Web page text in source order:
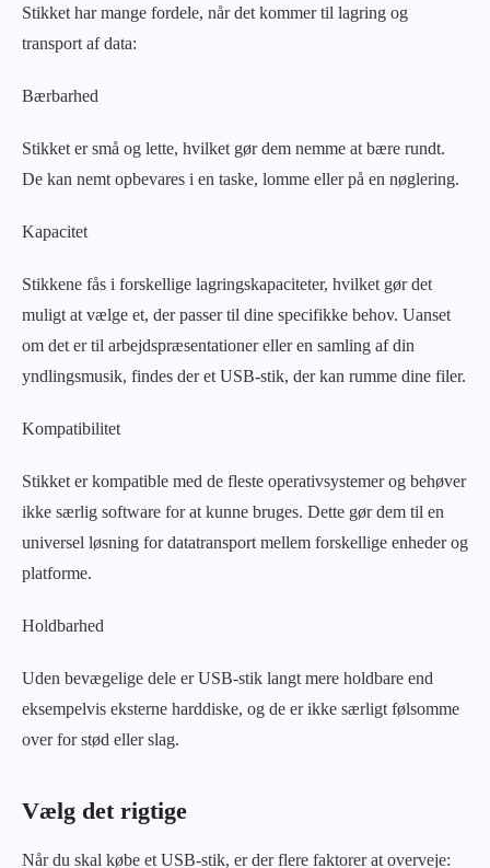
Stikket har mange fordele, når det kommer til lagring og
transport af data:
Bærbarhed
Stikket er små og lette, hvilket gør dem nemme at bære rundt.
De kan nemt opbevares i en taske, lomme eller på en nøglering.
Kapacitet
Stikkene fås i forskellige lagringskapaciteter, hvilket gør det
muligt at vælge et, der passer til dine specifikke behov. Uanset
om det er til arbejdspræsentationer eller en samling af din
yndlingsmusik, findes der et USB-stik, der kan rumme dine filer.
Kompatibilitet
Stikket er kompatible med de fleste operativsystemer og behøver
ikke særlig software for at kunne bruges. Dette gør dem til en
universel løsning for datatransport mellem forskellige enheder og
platforme.
Holdbarhed
Uden bevægelige dele er USB-stik langt mere holdbare end
eksempelvis eksterne harddiske, og de er ikke særligt følsomme
over for stød eller slag.
Vælg det rigtige
Når du skal købe et USB-stik, er der flere faktorer at overveje: